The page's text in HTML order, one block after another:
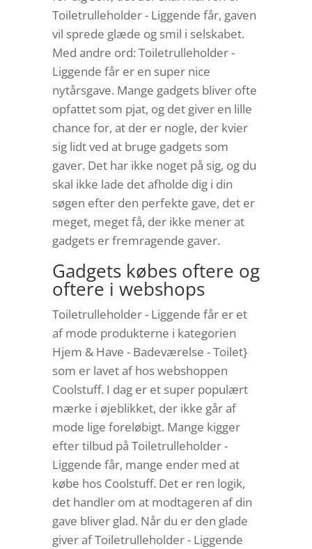
Toiletrulleholder - Liggende får, gaven
vil sprede glæde og smil i selskabet.
Med andre ord: Toiletrulleholder -
Liggende får er en super nice
nytårsgave. Mange gadgets bliver ofte
opfattet som pjat, og det giver en lille
chance for, at der er nogle, der kvier
sig lidt ved at bruge gadgets som
gaver. Det har ikke noget på sig, og du
skal ikke lade det afholde dig i din
søgen efter den perfekte gave, det er
meget, meget få, der ikke mener at
gadgets er fremragende gaver.
Gadgets købes oftere og
oftere i webshops
Toiletrulleholder - Liggende får er et
af mode produkterne i kategorien
Hjem & Have - Badeværelse - Toilet}
som er lavet af hos webshoppen
Coolstuff. I dag er et super populært
mærke i øjeblikket, der ikke går af
mode lige foreløbigt. Mange kigger
efter tilbud på Toiletrulleholder -
Liggende får, mange ender med at
købe hos Coolstuff. Det er ren logik,
det handler om at modtageren af din
gave bliver glad. Når du er den glade
giver af Toiletrulleholder - Liggende